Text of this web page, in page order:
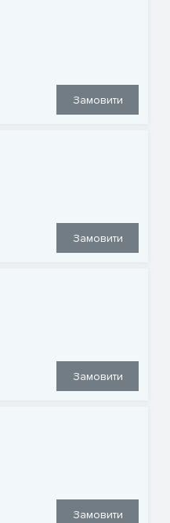
Замовити
Замовити
Замовити
Замовити